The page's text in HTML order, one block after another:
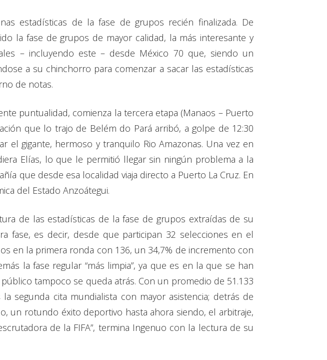
estadísticas de la fase de grupos recién finalizada. De
la fase de grupos de mayor calidad, la más interesante y
– incluyendo este – desde México 70 que, siendo un
a su chinchorro para comenzar a sacar las estadísticas
de notas.
puntualidad, comienza la tercera etapa (Manaos – Puerto
que lo trajo de Belém do Pará arribó, a golpe de 12:30
el gigante, hermoso y tranquilo Rio Amazonas. Una vez en
Elías, lo que le permitió llegar sin ningún problema a la
que desde esa localidad viaja directo a Puerto La Cruz. En
del Estado Anzoátegui.
de las estadísticas de la fase de grupos extraídas de su
fase, es decir, desde que participan 32 selecciones en el
en la primera ronda con 136, un 34,7% de incremento con
la fase regular “más limpia”, ya que es en la que se han
tampoco se queda atrás. Con un promedio de 51.133
segunda cita mundialista con mayor asistencia; detrás de
un rotundo éxito deportivo hasta ahora siendo, el arbitraje,
de la FIFA”, termina Ingenuo con la lectura de su